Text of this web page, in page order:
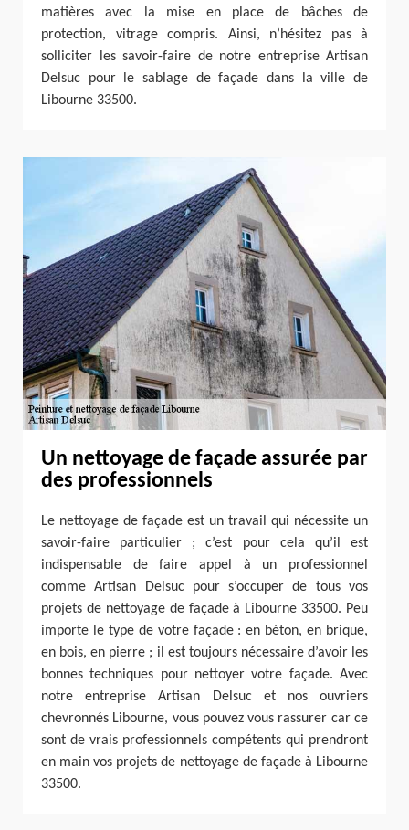
matières avec la mise en place de bâches de
protection, vitrage compris. Ainsi, n’hésitez pas à
solliciter les savoir-faire de notre entreprise Artisan
Delsuc pour le sablage de façade dans la ville de
Libourne 33500.
Un nettoyage de façade assurée par
des professionnels
Le nettoyage de façade est un travail qui nécessite un
savoir-faire particulier ; c’est pour cela qu’il est
indispensable de faire appel à un professionnel
comme Artisan Delsuc pour s’occuper de tous vos
projets de nettoyage de façade à Libourne 33500. Peu
importe le type de votre façade : en béton, en brique,
en bois, en pierre ; il est toujours nécessaire d’avoir les
bonnes techniques pour nettoyer votre façade. Avec
notre entreprise Artisan Delsuc et nos ouvriers
chevronnés Libourne, vous pouvez vous rassurer car ce
sont de vrais professionnels compétents qui prendront
en main vos projets de nettoyage de façade à Libourne
33500.